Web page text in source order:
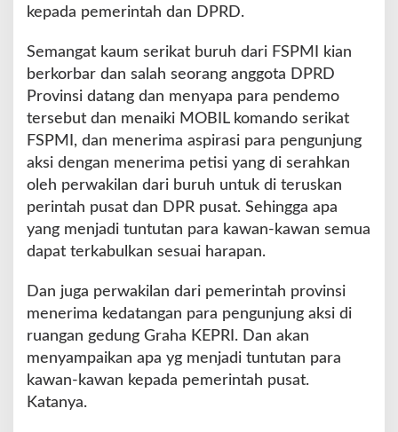
a
T
e
r
u
B
a
h
a
O
m
i
b
s
L
a
kepada pemerintah dan DPRD.
Semangat kaum serikat buruh dari FSPMI kian
berkorbar dan salah seorang anggota DPRD
Provinsi datang dan menyapa para pendemo
tersebut dan menaiki MOBIL komando serikat
FSPMI, dan menerima aspirasi para pengunjung
aksi dengan menerima petisi yang di serahkan
oleh perwakilan dari buruh untuk di teruskan
perintah pusat dan DPR pusat. Sehingga apa
yang menjadi tuntutan para kawan-kawan semua
dapat terkabulkan sesuai harapan.
Dan juga perwakilan dari pemerintah provinsi
menerima kedatangan para pengunjung aksi di
ruangan gedung Graha KEPRI. Dan akan
menyampaikan apa yg menjadi tuntutan para
kawan-kawan kepada pemerintah pusat.
Katanya.